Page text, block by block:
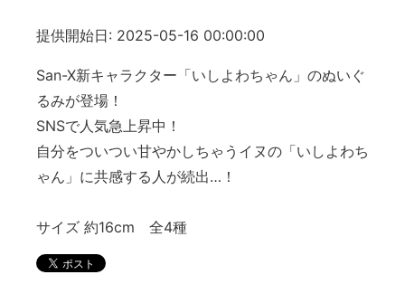
提供開始日: 2025-05-16 00:00:00
San-X新キャラクター「いしよわちゃん」のぬいぐ
るみが登場！
SNSで人気急上昇中！
自分をついつい甘やかしちゃうイヌの「いしよわち
ゃん」に共感する人が続出…！
サイズ 約16cm 全4種